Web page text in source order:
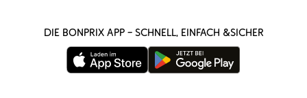
DIE BONPRIX APP – SCHNELL, EINFACH &SICHER